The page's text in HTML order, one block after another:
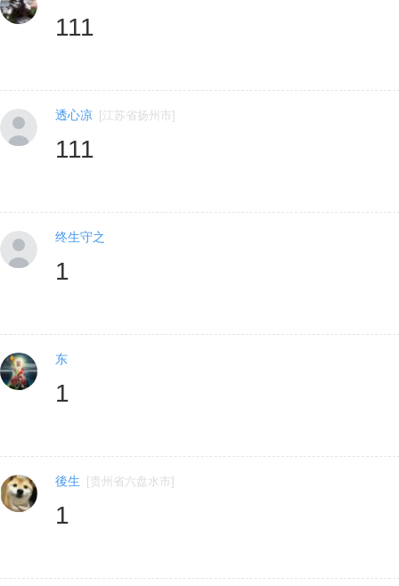
111
透心凉 [江苏省扬州市]
111
终生守之
1
东
1
後生 [ 贵州省六盘水市]
1